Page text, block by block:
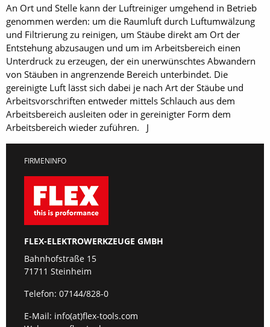
An Ort und Stelle kann der Luftreiniger umgehend in Betrieb
genommen werden: um die Raumluft durch Luftumwälzung
und Filtrierung zu reinigen, um Stäube direkt am Ort der
Entstehung abzusaugen und um im Arbeitsbereich einen
Unterdruck zu erzeugen, der ein unerwünschtes Abwandern
von Stäuben in angrenzende Bereich unterbindet. Die
gereinigte Luft lässt sich dabei je nach Art der Stäube und
Arbeitsvorschriften entweder mittels Schlauch aus dem
Arbeitsbereich ausleiten oder in gereinigter Form dem
Arbeitsbereich wieder zuführen. J
FIRMENINFO
FLEX-ELEKTROWERKZEUGE GMBH
Bahnhofstraße 15
71711 Steinheim
Telefon: 07144/828-0
E-Mail: info(at)flex-tools.com